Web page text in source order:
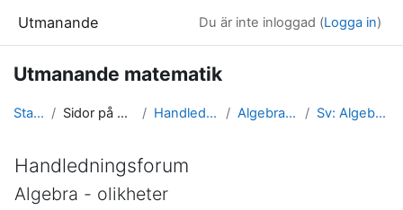
Utmanande Du är inte inloggad (Logga in)
Utmanande matematik
Startsida Sidor på webbplatsen Handledningsforum Algebra - olikheter Sv: Algebra - olikheter
Handledningsforum
Algebra - olikheter